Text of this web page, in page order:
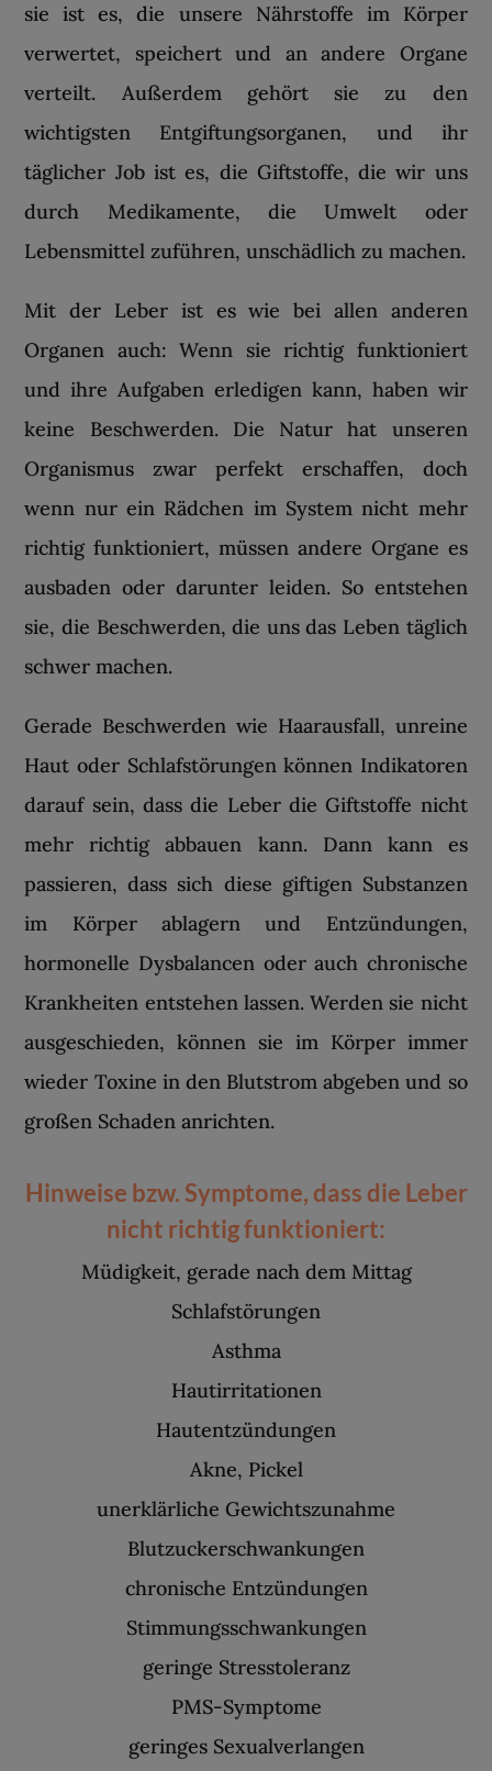
sie ist es, die unsere Nährstoffe im Körper
verwertet, speichert und an andere Organe
verteilt. Außerdem gehört sie zu den
wichtigsten Entgiftungsorganen, und ihr
täglicher Job ist es, die Giftstoffe, die wir uns
durch Medikamente, die Umwelt oder
Lebensmittel zuführen, unschädlich zu machen.
Mit der Leber ist es wie bei allen anderen
Organen auch: Wenn sie richtig funktioniert
und ihre Aufgaben erledigen kann, haben wir
keine Beschwerden. Die Natur hat unseren
Organismus zwar perfekt erschaffen, doch
wenn nur ein Rädchen im System nicht mehr
richtig funktioniert, müssen andere Organe es
ausbaden oder darunter leiden. So entstehen
sie, die Beschwerden, die uns das Leben täglich
schwer machen.
Gerade Beschwerden wie Haarausfall, unreine
Haut oder Schlafstörungen können Indikatoren
darauf sein, dass die Leber die Giftstoffe nicht
mehr richtig abbauen kann. Dann kann es
passieren, dass sich diese giftigen Substanzen
im Körper ablagern und Entzündungen,
hormonelle Dysbalancen oder auch chronische
Krankheiten entstehen lassen. Werden sie nicht
ausgeschieden, können sie im Körper immer
wieder Toxine in den Blutstrom abgeben und so
großen Schaden anrichten.
Hinweise bzw. Symptome, dass die Leber
nicht richtig funktioniert:
Müdigkeit, gerade nach dem Mittag
Schlafstörungen
Asthma
Hautirritationen
Hautentzündungen
Akne, Pickel
unerklärliche Gewichtszunahme
Blutzuckerschwankungen
chronische Entzündungen
Stimmungsschwankungen
geringe Stresstoleranz
PMS-Symptome
geringes Sexualverlangen